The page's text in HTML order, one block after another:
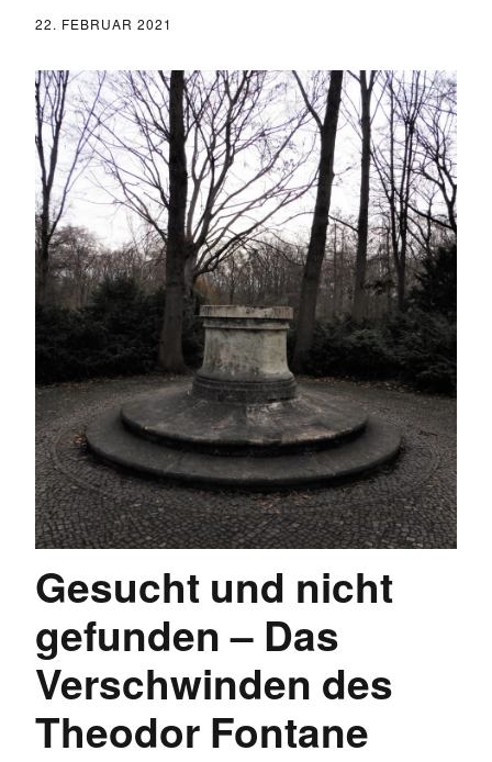
22. FEBRUAR 2021
Gesucht und nicht
gefunden – Das
Verschwinden des
Theodor Fontane